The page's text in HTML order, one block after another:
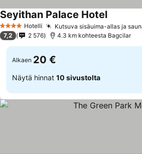
4 Tähtiluokitus
Hotelli Kutsuva sisäuima-allas ja
Seyithan Palace Hotel
7,2 2 576 4.3 km kohteesta Bagcilar
Alkaen 20 €
Näytä hinnat 10 sivustolta